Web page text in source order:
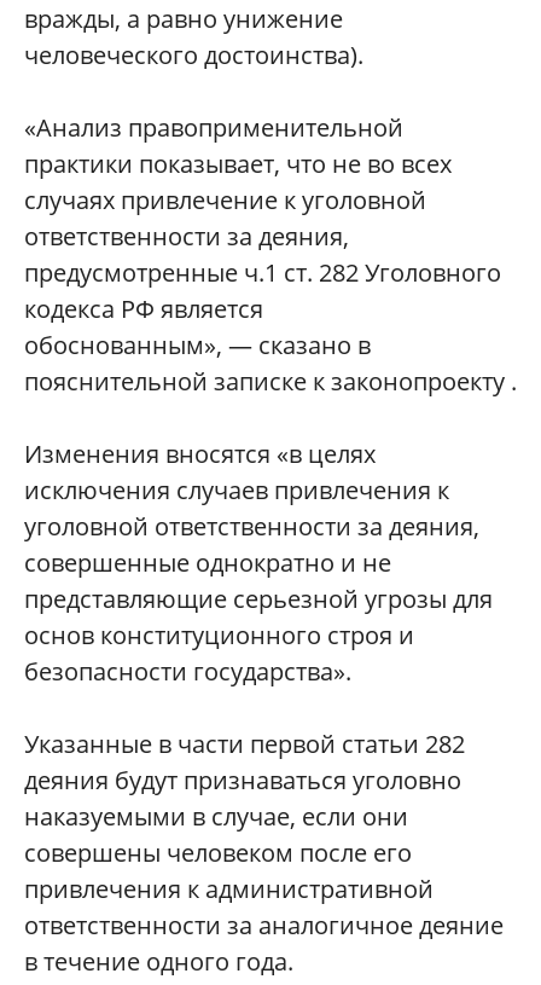
вражды, а равно унижение
человеческого достоинства).
«Анализ правоприменительной
практики показывает, что не во всех
случаях привлечение к уголовной
ответственности за деяния,
предусмотренные ч.1 ст. 282 Уголовного
кодекса РФ является
обоснованным», — сказано в
пояснительной записке к законопроекту .
Изменения вносятся «в целях
исключения случаев привлечения к
уголовной ответственности за деяния,
совершенные однократно и не
представляющие серьезной угрозы для
основ конституционного строя и
безопасности государства».
Указанные в части первой статьи 282
деяния будут признаваться уголовно
наказуемыми в случае, если они
совершены человеком после его
привлечения к административной
ответственности за аналогичное деяние
в течение одного года.